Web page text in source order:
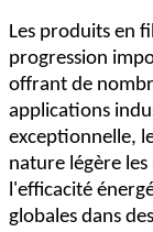
Les produits en
progression
offrant de
applications
exceptionnelle,
nature légère
l'efficacité
globales dans